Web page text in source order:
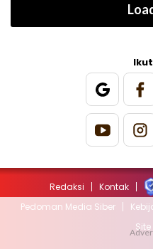
Redaksi Kontak
Pedoman Media Siber